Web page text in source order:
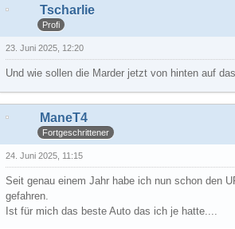
Tscharlie
Profi
23. Juni 2025, 12:20
Und wie sollen die Marder jetzt von hinten auf
ManeT4
Fortgeschrittener
24. Juni 2025, 11:15
Seit genau einem Jahr habe ich nun schon den
gefahren.
Ist für mich das beste Auto das ich je hatte....